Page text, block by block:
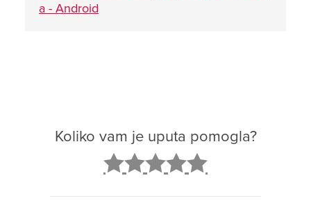
a - Android
Koliko vam je uputa pomogla?